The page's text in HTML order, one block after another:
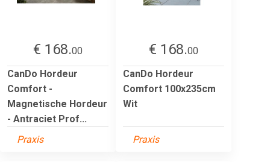
€ 168.00
CanDo Hordeur
Comfort -
Magnetische Hordeur
- Antraciet Prof...
Praxis
€ 168.00
CanDo Hordeur
Comfort 100x235cm
Wit
Praxis